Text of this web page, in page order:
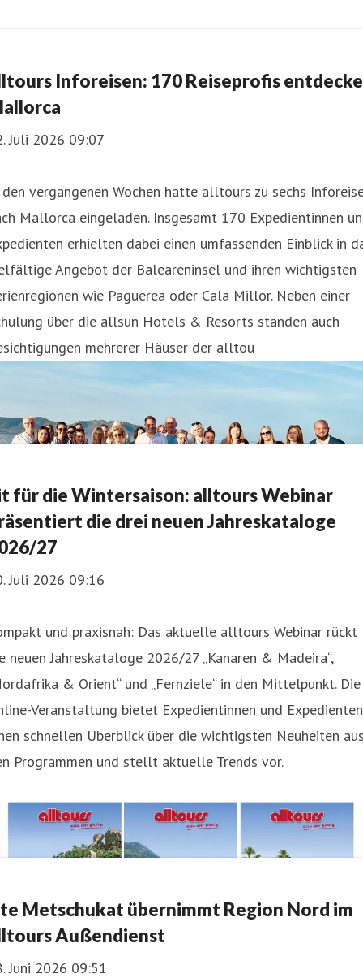
Inforeisen: 170 Reiseprofis
Juli 2026 09:07
vergangenen Wochen hatte alltours zu sechs
Mallorca eingeladen. Insgesamt 170 Expedientinnen
erhielten dabei einen umfassenden Einblick in
Angebot der Baleareninsel und ihren wichtigsten
wie Paguerea oder Cala Millor. Neben einer
über die allsun Hotels & Resorts standen auch
mehrerer Häuser der alltou
für die Wintersaison: alltours Webinar
die drei neuen Jahreskataloge
27
Juli 2026 09:16
und praxisnah: Das aktuelle alltours Webinar rückt
neuen Jahreskataloge 2026/27 „Kanaren & Madeira“,
& Orient“ und „Fernziele“ in den Mittelpunkt. Die
Veranstaltung bietet Expedientinnen und Expedienten
schnellen Überblick über die wichtigsten Neuheiten
Programmen und stellt aktuelle Trends vor.
Metschukat übernimmt Region Nord im
Außendienst
Juni 2026 09:51